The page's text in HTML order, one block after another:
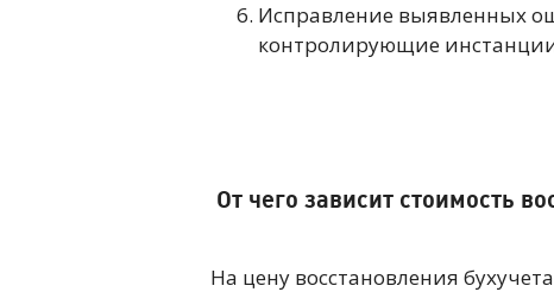
Исправление выявленных
контролирующие
От чего зависит стоимость
На цену восстановления